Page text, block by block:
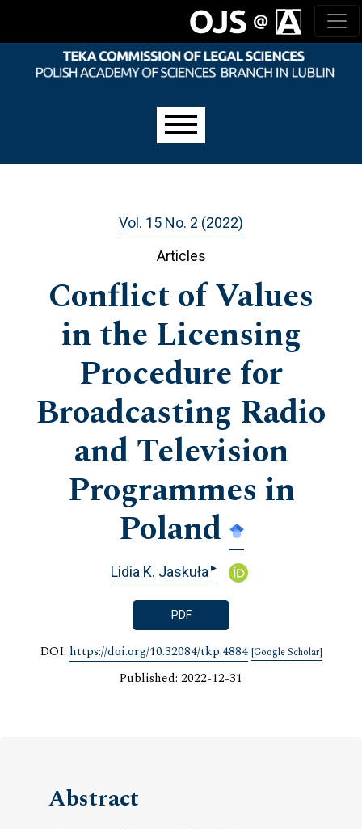
Vol. 15 No. 2 (2022)
Articles
Conflict of Values
in the Licensing
Procedure for
Broadcasting Radio
and Television
Programmes in
Poland
Lidia K. Jaskuła ▸
PDF
DOI: https://doi.org/10.32084/tkp.4884 [Google Scholar]
Published: 2022-12-31
Abstract